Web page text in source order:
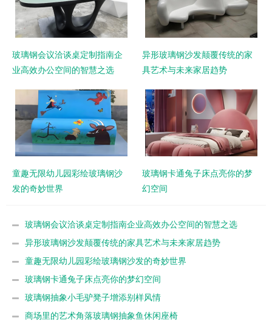
玻璃钢会议洽谈桌定制指南企
业高效办公空间的智慧之选
异形玻璃钢沙发颠覆传统的家
具艺术与未来家居趋势
童趣无限幼儿园彩绘玻璃钢沙
发的奇妙世界
玻璃钢卡通兔子床点亮你的梦
幻空间
玻璃钢会议洽谈桌定制指南企业高效办公空间的智慧之选
异形玻璃钢沙发颠覆传统的家具艺术与未来家居趋势
童趣无限幼儿园彩绘玻璃钢沙发的奇妙世界
玻璃钢卡通兔子床点亮你的梦幻空间
玻璃钢抽象小毛驴凳子增添别样风情
商场里的艺术角落玻璃钢抽象鱼休闲座椅